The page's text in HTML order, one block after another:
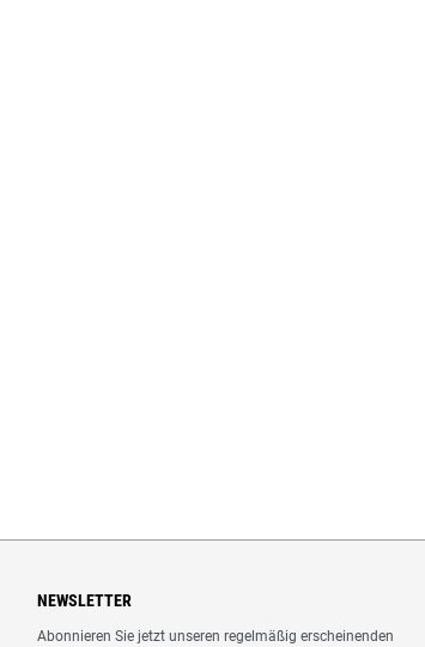
NEWSLETTER
Abonnieren Sie jetzt unseren regelmäßig erscheinenden